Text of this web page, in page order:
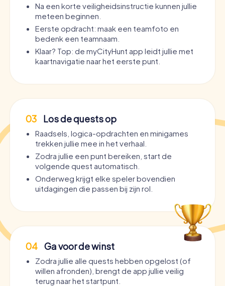
Na een korte veiligheidsinstructie kunnen jullie
meteen beginnen.
Eerste opdracht: maak een teamfoto en
bedenk een teamnaam.
Klaar? Top: de myCityHunt app leidt jullie met
kaartnavigatie naar het eerste punt.
03 Los de quests op
Raadsels, logica-opdrachten en minigames
trekken jullie mee in het verhaal.
Zodra jullie een punt bereiken, start de
volgende quest automatisch.
Onderweg krijgt elke speler bovendien
uitdagingen die passen bij zijn rol.
04 Ga voor de winst
Zodra jullie alle quests hebben opgelost (of
willen afronden), brengt de app jullie veilig
terug naar het startpunt.